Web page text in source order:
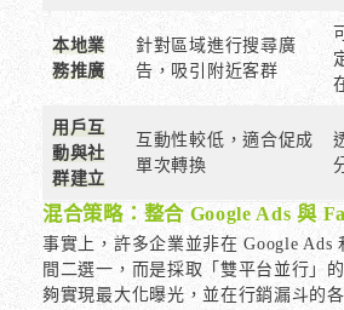
本地業
務推廣
針對區域進行搜尋廣
告，吸引附近客群
用戶互
動與社
群建立
互動性較低，適合促成
單次轉換
混合策略：整合 Google Ads 與
事實上，許多企業並非在 Google Ads
間二選一，而是採取「雙平台並行」
夠實現最大化曝光，並在行銷漏斗的